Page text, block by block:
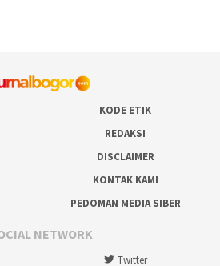
KODE ETIK
REDAKSI
DISCLAIMER
KONTAK KAMI
PEDOMAN MEDIA SIBER
NETWORK
Twitter